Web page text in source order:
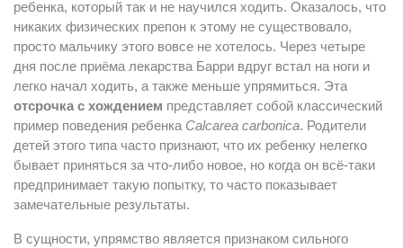
ребенка, который так и не научился ходить. Оказалось, что
никаких физических препон к этому не существовало,
просто мальчику этого вовсе не хотелось. Через четыре
дня после приёма лекарства Барри вдруг встал на ноги и
легко начал ходить, а также меньше упрямиться. Эта
отсрочка с хождением представляет собой классический
пример поведения ребенка Calcarea carbonica. Родители
детей этого типа часто признают, что их ребенку нелегко
бывает приняться за что-либо новое, но когда он всё-таки
предпринимает такую попытку, то часто показывает
замечательные результаты.
В сущности, упрямство является признаком сильного